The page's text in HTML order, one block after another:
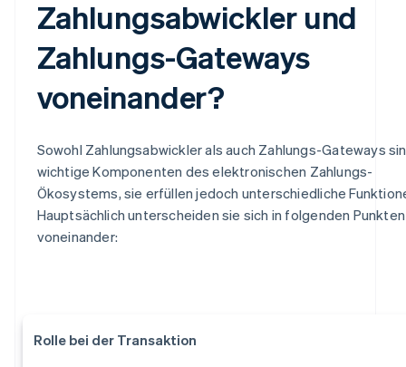
Zahlungsabwickler und
Zahlungs-Gateways
voneinander?
Sowohl Zahlungsabwickler als auch Zahlungs-Gateways
wichtige Komponenten des elektronischen Zahlungs-
Ökosystems, sie erfüllen jedoch unterschiedliche
Hauptsächlich unterscheiden sie sich in folgenden Punkten
voneinander:
Rolle bei der Transaktion